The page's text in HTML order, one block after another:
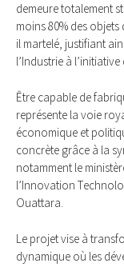
demeure totalement
moins 80% des
il martelé, justifiant
l’Industrie à
Être capable de
représente la voie
économique et
concrète grâce à la
notamment le
l’Innovation
Ouattara.
Le projet vise à
dynamique où les